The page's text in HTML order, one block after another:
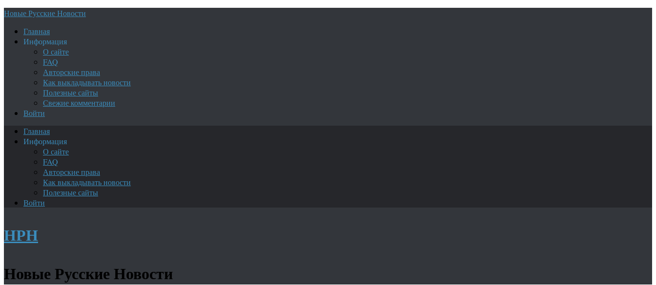
Новые Русские Новости
Главная
Информация
О сайте
FAQ
Авторские права
Как выкладывать новости
Полезные сайты
Свежие комментарии
Войти
Главная
Информация
О сайте
FAQ
Авторские права
Как выкладывать новости
Полезные сайты
Войти
НРН
Новые Русские Новости